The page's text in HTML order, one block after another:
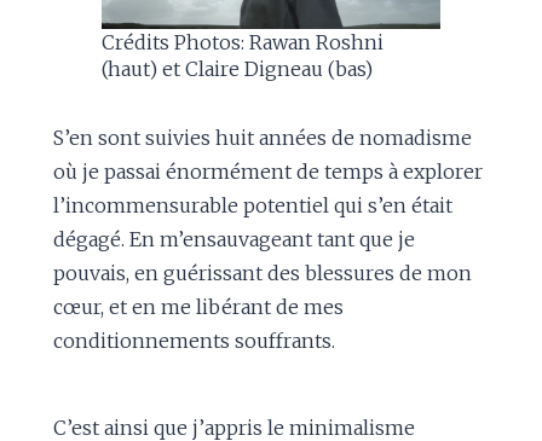
Crédits Photos: Rawan Roshni
(haut) et Claire Digneau (bas)
S’en sont suivies huit années de nomadisme
où je passai énormément de temps à explorer
l’incommensurable potentiel qui s’en était
dégagé. En m’ensauvageant tant que je
pouvais, en guérissant des blessures de mon
cœur, et en me libérant de mes
conditionnements souffrants.
C’est ainsi que j’appris le minimalisme